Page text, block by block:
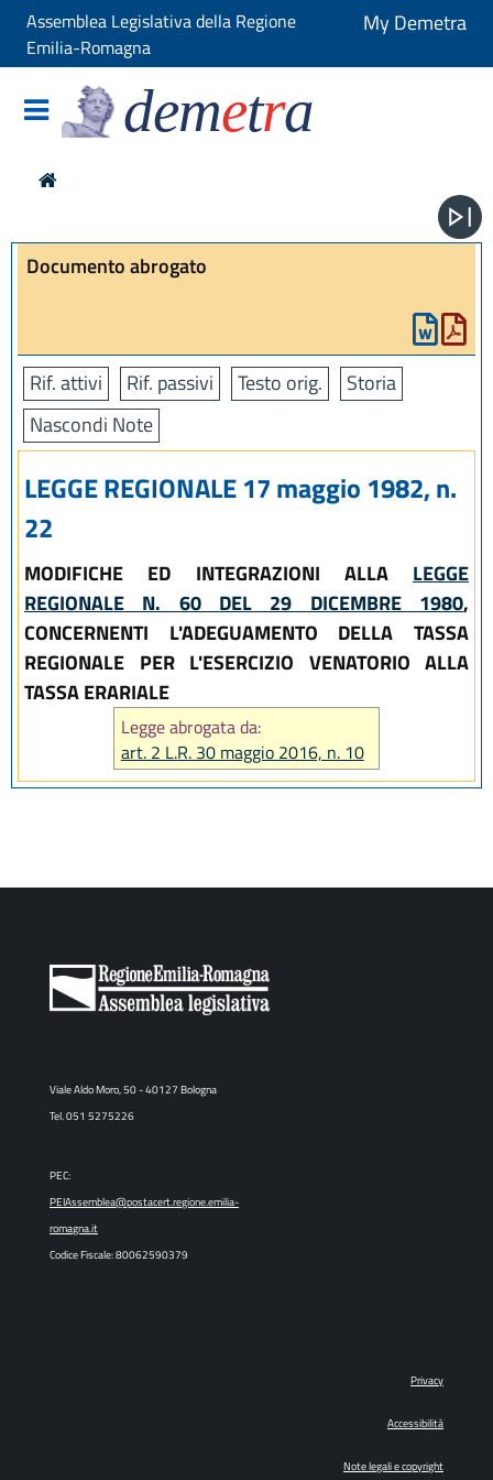
Assemblea Legislativa della Regione
Emilia-Romagna
My Demetra
demetra
Documento abrogato
Rif. attivi Rif. passivi Testo orig.
Storia
Nascondi Note
LEGGE REGIONALE 17 maggio 1982, n.
22
MODIFICHE ED INTEGRAZIONI ALLA LEGGE
REGIONALE N. 60 DEL 29 DICEMBRE 1980,
CONCERNENTI L'ADEGUAMENTO DELLA TASSA
REGIONALE PER L'ESERCIZIO VENATORIO ALLA
TASSA ERARIALE
Legge abrogata da:
art. 2 L.R. 30 maggio 2016, n. 10
Viale Aldo Moro, 50 - 40127 Bologna
Tel. 051 5275226
PEC:
PEIAssemblea@postacert.regione.emilia-
romagna.it
Codice Fiscale: 80062590379
Privacy
Accessibilità
Note legali e copyright